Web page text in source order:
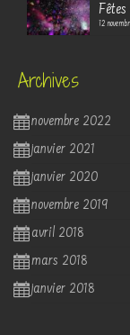
Fêtes
12
Archives
novembre 2022
janvier 2021
janvier 2020
novembre 2019
avril 2018
mars 2018
janvier 2018